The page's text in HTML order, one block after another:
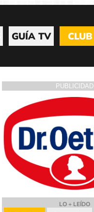
GUÍA TV CLUB
PUBLICIDAD
LO + LEÍDO